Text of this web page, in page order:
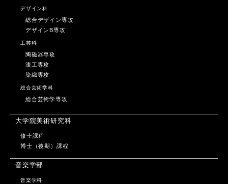
デザイン科
総合デザイン専攻
デザインB専攻
工芸科
陶磁器専攻
漆工専攻
染織専攻
総合芸術学科
総合芸術学専攻
大学院美術研究科
修士課程
博士（後期）課程
音楽学部
音楽学科